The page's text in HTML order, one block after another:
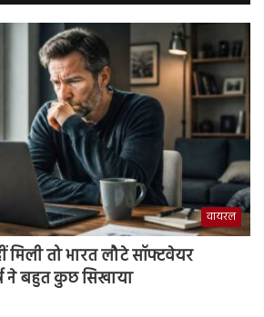
वायरल
मिली तो भारत लौटे सॉफ्टवेयर
ने बहुत कुछ सिखाया